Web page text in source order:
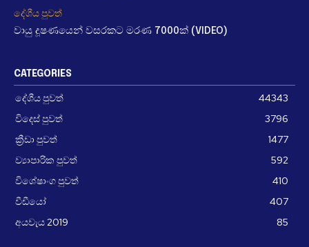
දේශීය පුවත්
වායු දූෂණයෙන් වසරකට මරණ 7000ක් (VIDEO)
CATEGORIES
දේශීය පුවත්
44343
විදෙස් පුවත්
3796
ක්‍රීඩා පුවත්
1477
ව්‍යාපාරික පුවත්
592
විශේෂාංග පුවත්
410
වීඩීයෝ
407
අයවැය 2019
85